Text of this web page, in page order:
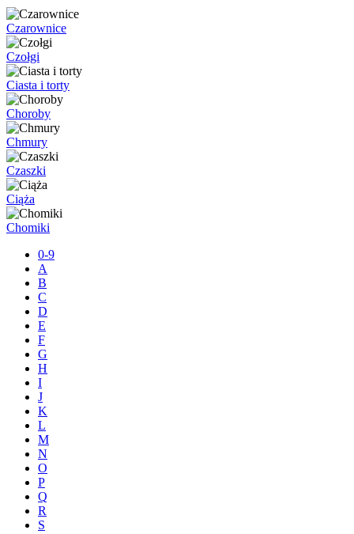
Czarownice
Czołgi
Ciasta i torty
Choroby
Chmury
Czaszki
Ciąża
Chomiki
0-9
A
B
C
D
E
F
G
H
I
J
K
L
M
N
O
P
Q
R
S